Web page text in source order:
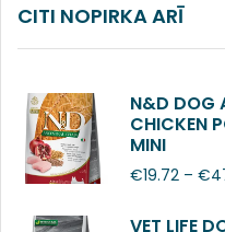
CITI NOPIRKA ARĪ
N&D DOG
CHICKEN
MINI
€19.72 – €
VET LIFE